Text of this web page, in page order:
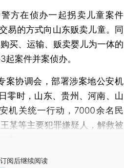
方在侦办一起拐卖儿童案件
易的方式向山东贩卖儿童。同
买、运输、贩卖婴儿为一体的
案件并案侦办。
协调会，部署涉案地公安机
零时，山东、贵州、河南、山
机关统一行动，7000余名民
某等主要犯罪嫌疑人，解救被
阅后继续阅读